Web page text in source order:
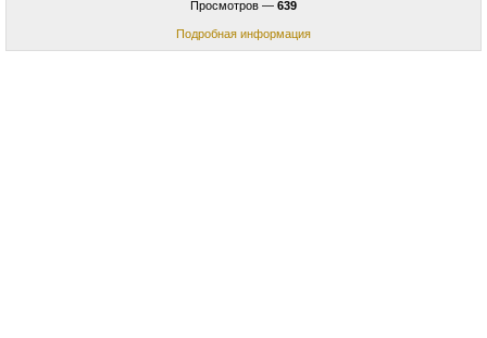
Просмотров — 639
Подробная информация